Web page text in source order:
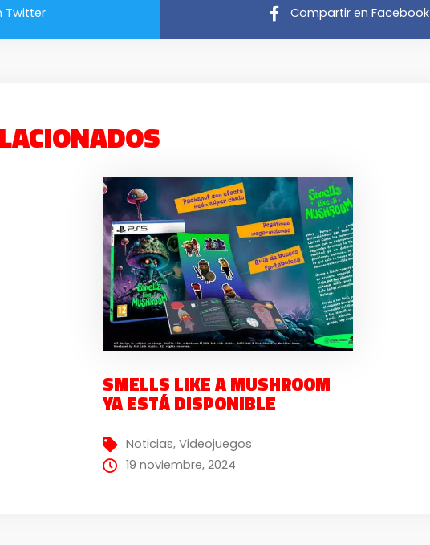
Twitter Compartir en Facebook
SMELLS LIKE A MUSHROOM
YA ESTÁ DISPONIBLE
Noticias, Videojuegos
19 noviembre, 2024